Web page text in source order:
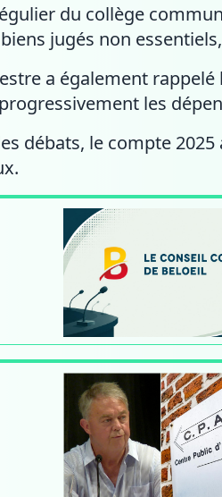
du collège
jugés non
a également
les
débats, le compte